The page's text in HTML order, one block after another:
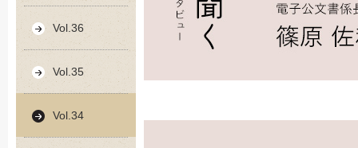
Vol.36
Vol.35
Vol.34